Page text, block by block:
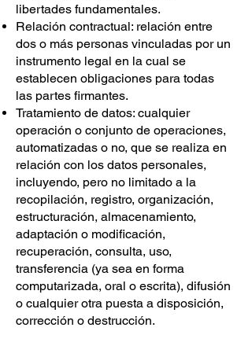
libertades fundamentales.
Relación contractual: relación entre
dos o más personas vinculadas por un
instrumento legal en la cual se
establecen obligaciones para todas
las partes firmantes.
Tratamiento de datos: cualquier
operación o conjunto de operaciones,
automatizadas o no, que se realiza en
relación con los datos personales,
incluyendo, pero no limitado a la
recopilación, registro, organización,
estructuración, almacenamiento,
adaptación o modificación,
recuperación, consulta, uso,
transferencia (ya sea en forma
computarizada, oral o escrita), difusión
o cualquier otra puesta a disposición,
corrección o destrucción.